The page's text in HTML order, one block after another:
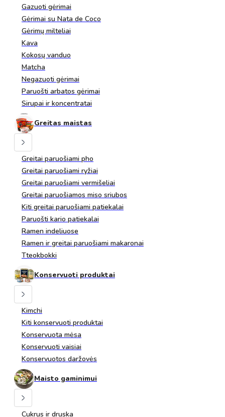
Gazuoti gėrimai
Gėrimai su Nata de Coco
Gėrimų milteliai
Kava
Kokosų vanduo
Matcha
Negazuoti gėrimai
Paruošti arbatos gėrimai
Sirupai ir koncentratai
Greitas maistas
Greitai paruošiami pho
Greitai paruošiami ryžiai
Greitai paruošiami vermišeliai
Greitai paruošiamos miso sriubos
Kiti greitai paruošiami patiekalai
Paruošti kario patiekalai
Ramen indeliuose
Ramen ir greitai paruošiami makaronai
Tteokbokki
Konservuoti produktai
Kimchi
Kiti konservuoti produktai
Konservuota mėsa
Konservuoti vaisiai
Konservuotos daržovės
Maisto gaminimui
Cukrus ir druska